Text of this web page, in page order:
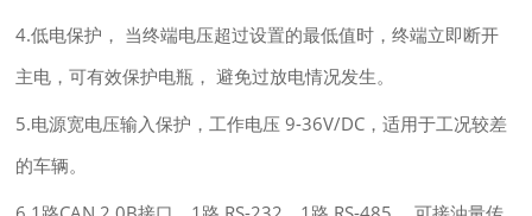
4.低电保护， 当终端电压超过设置的最低值时，终端立即断开
主电，可有效保护电瓶， 避免过放电情况发生。
5.电源宽电压输入保护，工作电压 9-36V/DC，适用于工况较差
的车辆。